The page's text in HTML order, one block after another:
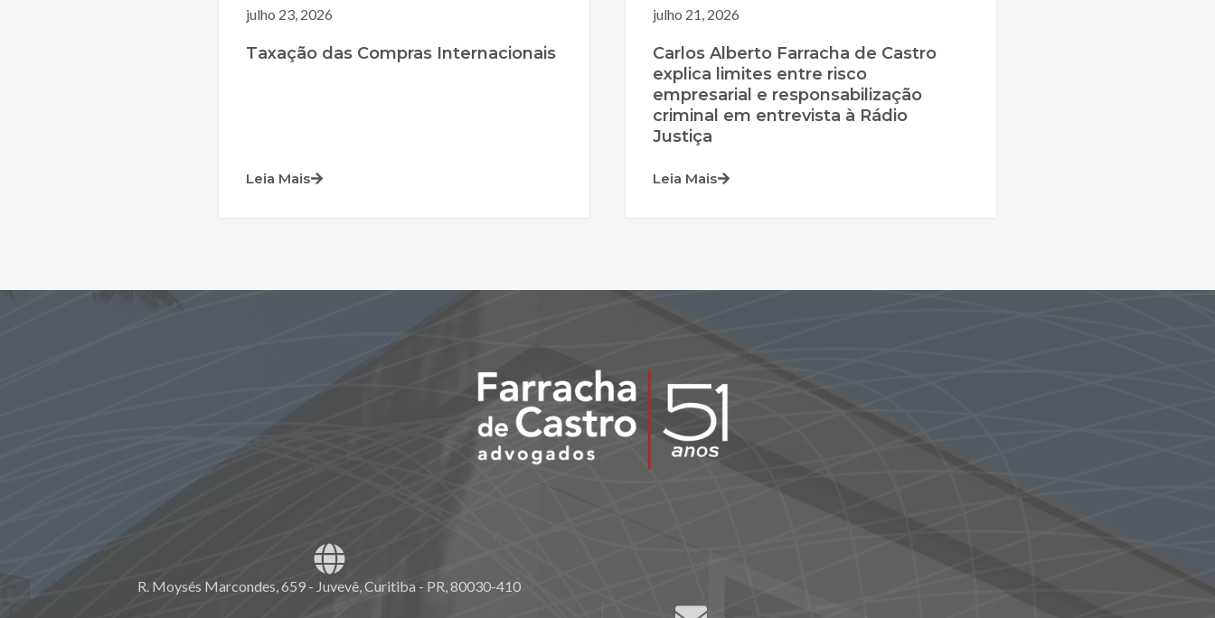
julho 23, 2026
Taxação das Compras Internacionais
Leia Mais
julho 21, 2026
Carlos Alberto Farracha de Castro
explica limites entre risco
empresarial e responsabilização
criminal em entrevista à Rádio
Justiça
Leia Mais
R. Moysés Marcondes, 659 - Juvevê, Curitiba - PR, 80030-410